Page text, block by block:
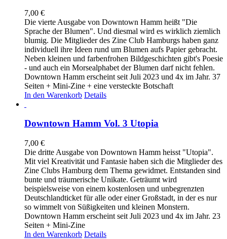
7,00 €
Die vierte Ausgabe von Downtown Hamm heißt "Die
Sprache der Blumen". Und diesmal wird es wirklich ziemlich
blumig. Die Mitglieder des Zine Club Hamburgs haben ganz
individuell ihre Ideen rund um Blumen aufs Papier gebracht.
Neben kleinen und farbenfrohen Bildgeschichten gibt's Poesie
- und auch ein Morsealphabet der Blumen darf nicht fehlen.
Downtown Hamm erscheint seit Juli 2023 und 4x im Jahr. 37
Seiten + Mini-Zine + eine versteckte Botschaft
In den Warenkorb Details
Downtown Hamm Vol. 3 Utopia
7,00 €
Die dritte Ausgabe von Downtown Hamm heisst "Utopia".
Mit viel Kreativität und Fantasie haben sich die Mitglieder des
Zine Clubs Hamburg dem Thema gewidmet. Entstanden sind
bunte und träumerische Unikate. Geträumt wird
beispielsweise von einem kostenlosen und unbegrenzten
Deutschlandticket für alle oder einer Großstadt, in der es nur
so wimmelt von Süßigkeiten und kleinen Monstern.
Downtown Hamm erscheint seit Juli 2023 und 4x im Jahr. 23
Seiten + Mini-Zine
In den Warenkorb Details